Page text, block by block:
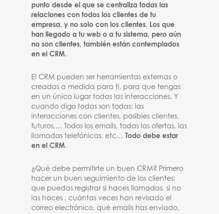
punto desde el que se centraliza todas las
relaciones con todos los clientes de tu
empresa, y no solo con los clientes. Los que
han llegado a tu web o a tu sistema, pero aún
no son clientes, también están contemplados
en el CRM.
El CRM pueden ser herramientas externas o
creadas a medida para ti, para que tengas
en un único lugar todas las interacciones. Y
cuando digo todas son todas: las
interacciones con clientes, posibles clientes,
futuros,… Todos los emails, todas las ofertas, las
llamadas telefónicas, etc…
Todo debe estar
en el CRM.
¿Qué debe permitirte un buen CRM? Primero
hacer un buen seguimiento de los clientes:
que puedas registrar si haces llamadas, si no
las haces , cuántas veces han revisado el
correo electrónico, qué emails has enviado,